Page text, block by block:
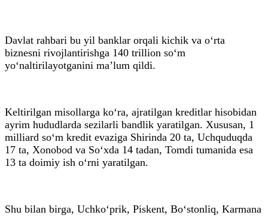
Davlat rahbari bu yil banklar orqali kichik va o‘rta
biznesni rivojlantirishga 140 trillion so‘m
yo‘naltirilayotganini ma’lum qildi.
Keltirilgan misollarga ko‘ra, ajratilgan kreditlar hisobidan
ayrim hududlarda sezilarli bandlik yaratilgan. Xususan, 1
milliard so‘m kredit evaziga Shirinda 20 ta, Uchquduqda
17 ta, Xonobod va So‘xda 14 tadan, Tomdi tumanida esa
13 ta doimiy ish o‘rni yaratilgan.
Shu bilan birga, Uchko‘prik, Piskent, Bo‘stonliq, Karmana